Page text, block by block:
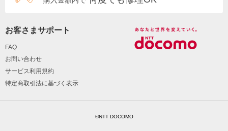
お客さまサポート
FAQ
お問い合わせ
サービス利用規約
特定商取引法に基づく表示
©NTT DOCOMO